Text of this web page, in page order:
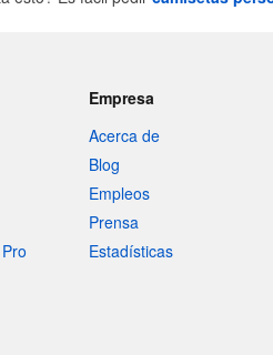
Empresa
Acerca de
Blog
Empleos
Prensa
Estadísticas